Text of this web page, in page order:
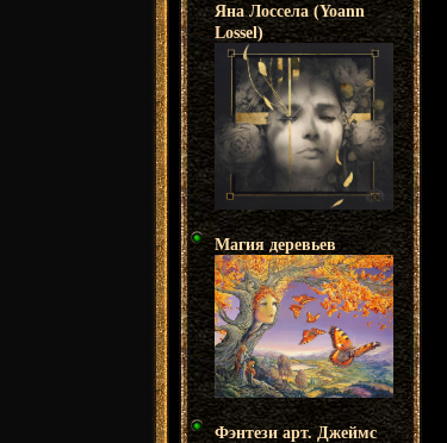
Яна Лоссела (Yoann
Lossel)
Магия деревьев
Фэнтези арт. Джеймс